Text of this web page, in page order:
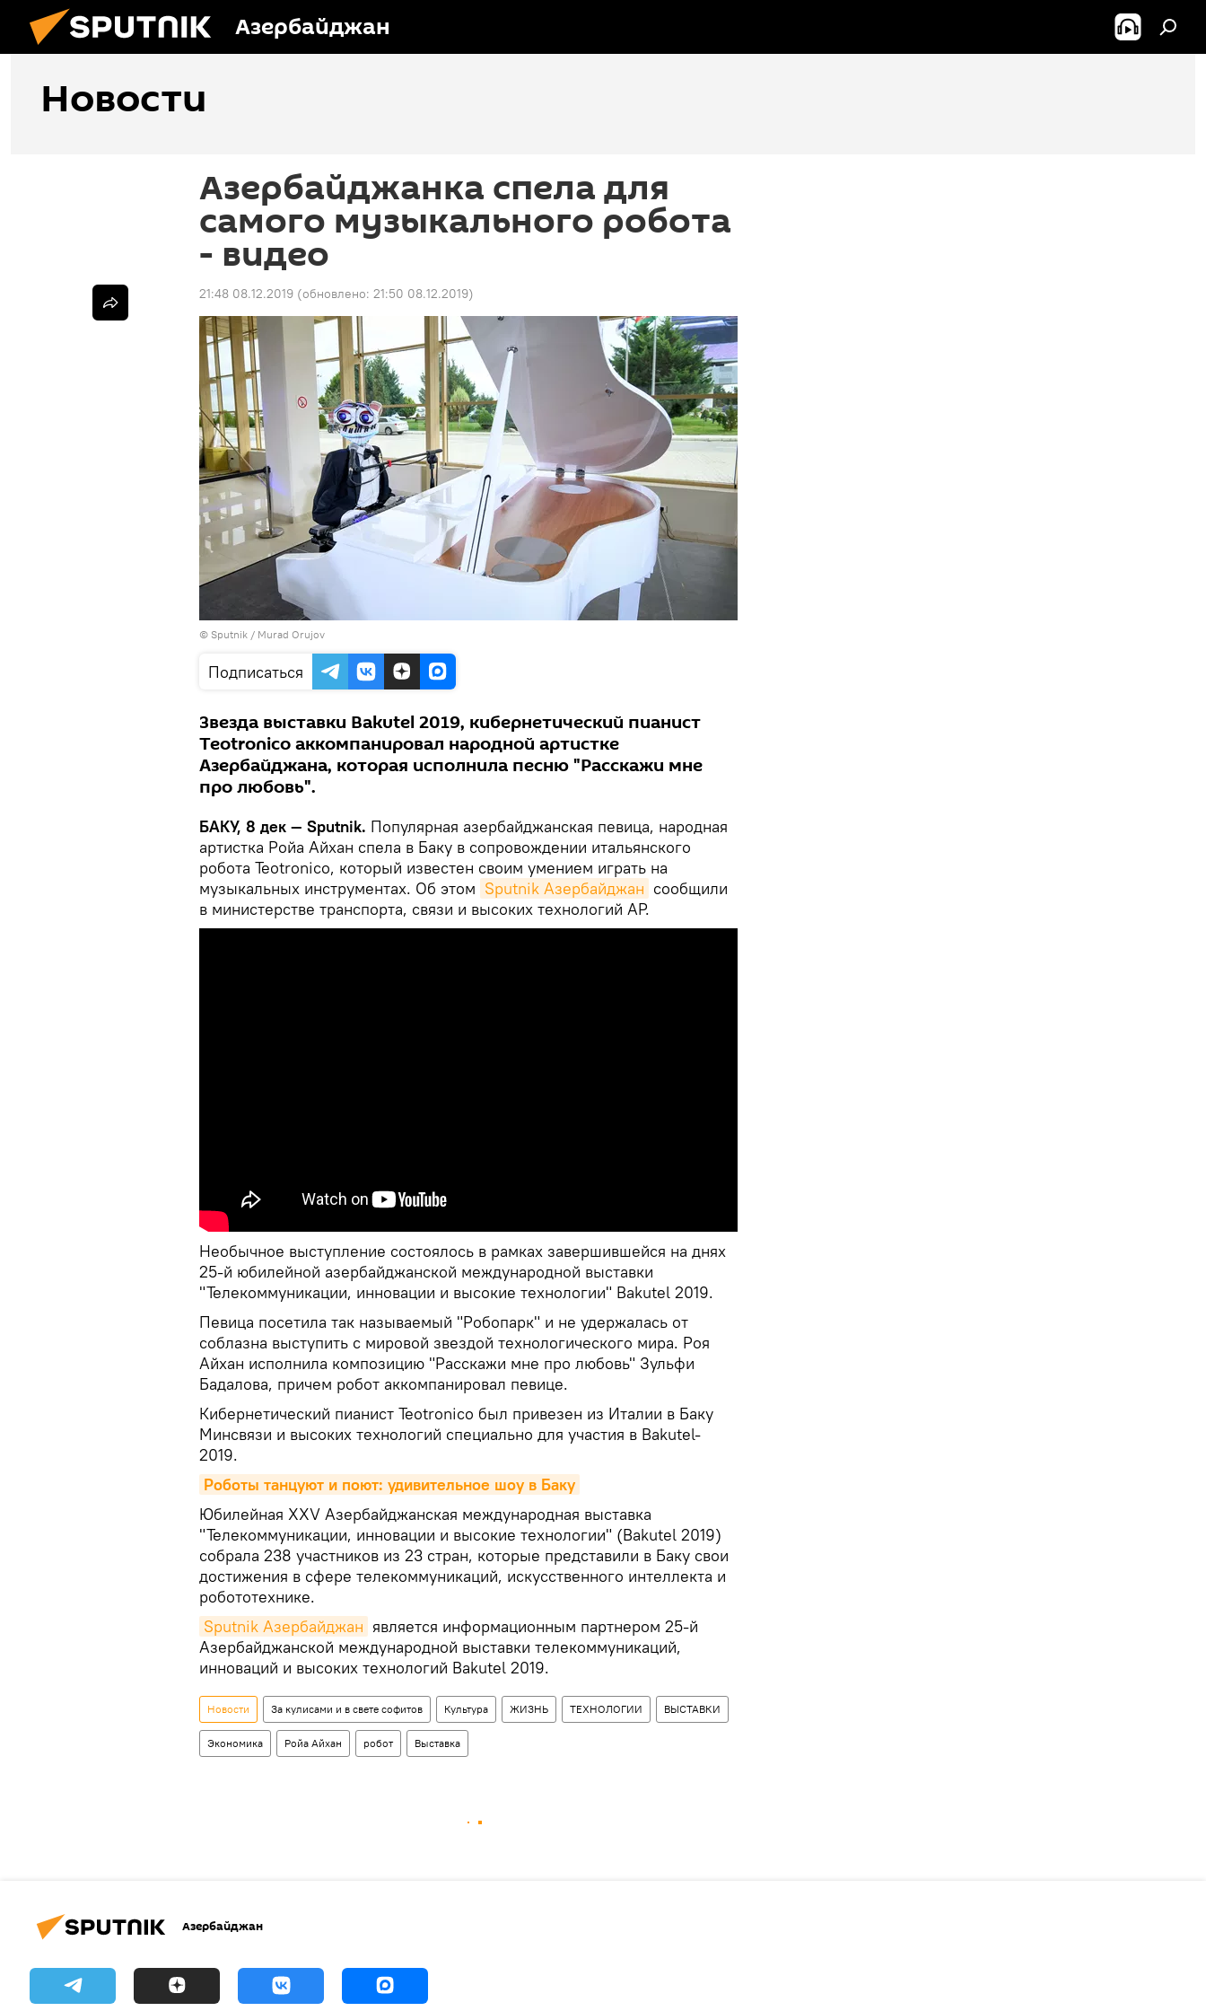
Азербайджан
Новости
Азербайджанка спела для
самого музыкального робота
- видео
21:48 08.12.2019 (обновлено: 21:50 08.12.2019)
© Sputnik / Murad Orujov
Подписаться
Звезда выставки Bakutel 2019, кибернетический пианист
Teotronico аккомпанировал народной артистке
Азербайджана, которая исполнила песню "Расскажи мне
про любовь".
БАКУ, 8 дек — Sputnik. Популярная азербайджанская певица, народная
артистка Ройа Айхан спела в Баку в сопровождении итальянского
робота Teotronico, который известен своим умением играть на
музыкальных инструментах. Об этом Sputnik Азербайджан сообщили
в министерстве транспорта, связи и высоких технологий АР.
Необычное выступление состоялось в рамках завершившейся на днях
25-й юбилейной азербайджанской международной выставки
"Телекоммуникации, инновации и высокие технологии" Bakutel 2019.
Певица посетила так называемый "Робопарк" и не удержалась от
соблазна выступить с мировой звездой технологического мира. Роя
Айхан исполнила композицию "Расскажи мне про любовь" Зульфи
Бадалова, причем робот аккомпанировал певице.
Кибернетический пианист Teotronico был привезен из Италии в Баку
Минсвязи и высоких технологий специально для участия в Bakutel-
2019.
Роботы танцуют и поют: удивительное шоу в Баку
Юбилейная XXV Азербайджанская международная выставка
"Телекоммуникации, инновации и высокие технологии" (Bakutel 2019)
собрала 238 участников из 23 стран, которые представили в Баку свои
достижения в сфере телекоммуникаций, искусственного интеллекта и
робототехнике.
Sputnik Азербайджан является информационным партнером 25-й
Азербайджанской международной выставки телекоммуникаций,
инноваций и высоких технологий Bakutel 2019.
Новости За кулисами и в свете софитов Культура ЖИЗНЬ ТЕХНОЛОГИИ ВЫСТАВКИ
Экономика Ройа Айхан робот Выставка
Азербайджан